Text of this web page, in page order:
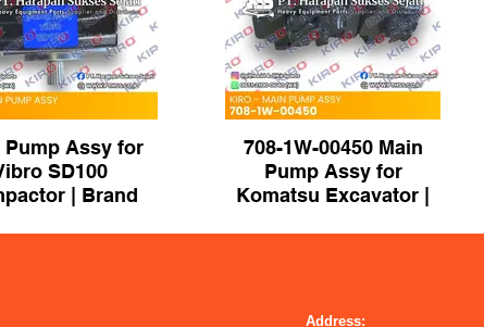
Pump Assy for
SD100
| Brand
708-1W-00450 Main
Pump Assy for
Komatsu Excavator |
Address: